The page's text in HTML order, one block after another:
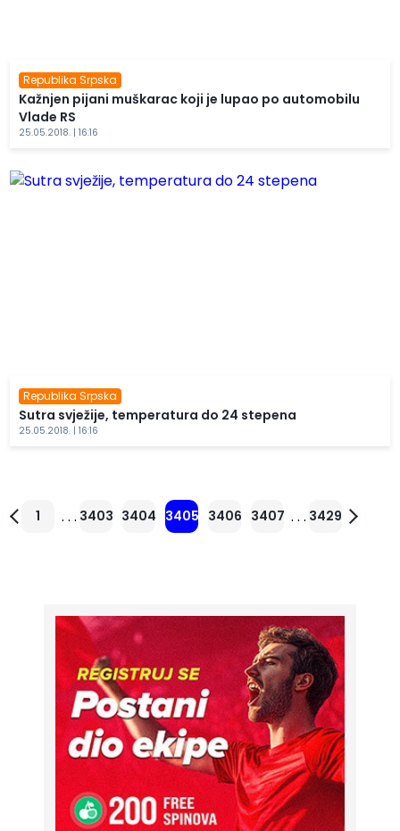
Republika Srpska
Kažnjen pijani muškarac koji je lupao po automobilu
Vlade RS
25.05.2018. | 16:16
Republika Srpska
Sutra svježije, temperatura do 24 stepena
25.05.2018. | 16:16
1 . . . 3403 3404 3405 3406 3407 . . . 3429